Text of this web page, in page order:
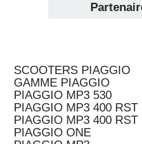
SCOOTERS PIAGGIO
GAMME PIAGGIO
PIAGGIO MP3 530
PIAGGIO MP3 400 RST
PIAGGIO MP3 400 RST
PIAGGIO ONE